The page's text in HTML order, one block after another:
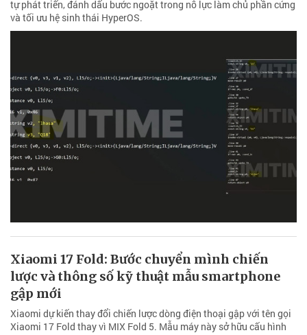
tự phát triển, đánh dấu bước ngoặt trong nỗ lực làm chủ phần cứng
và tối ưu hệ sinh thái HyperOS.
Xiaomi 17 Fold: Bước chuyển mình chiến
lược và thông số kỹ thuật mẫu smartphone
gập mới
Xiaomi dự kiến thay đổi chiến lược dòng điện thoại gập với tên gọi
Xiaomi 17 Fold thay vì MIX Fold 5. Mẫu máy này sở hữu cấu hình